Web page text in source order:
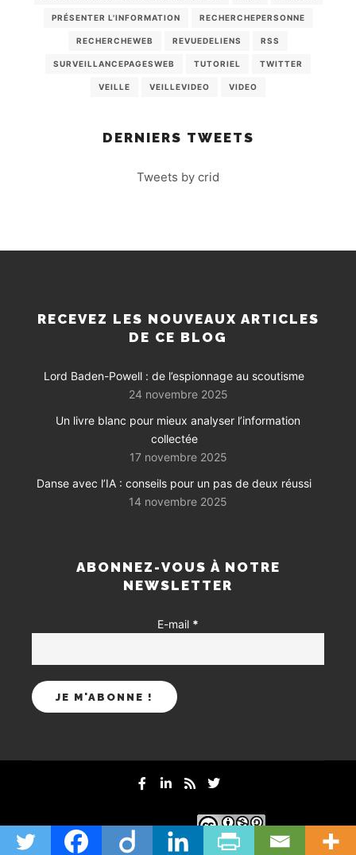
PRÉSENTER L'INFORMATION RECHERCHEPERSONNE
RECHERCHEWEB REVUEDELIENS RSS
SURVEILLANCEPAGESWEB TUTORIEL TWITTER
VEILLE VEILLEVIDEO VIDEO
DERNIERS TWEETS
Tweets by crid
RECEVEZ LES NOUVEAUX ARTICLES
DE CE BLOG
Lord Baden-Powell : de l’espionnage au scoutisme
24 novembre 2025
Un livre blanc pour mieux analyser l’information
collectée
17 novembre 2025
Danse avec l’IA : conseils pour un pas de deux réussi
14 novembre 2025
ABONNEZ-VOUS À NOTRE
NEWSLETTER
E-mail *
mentions-legales